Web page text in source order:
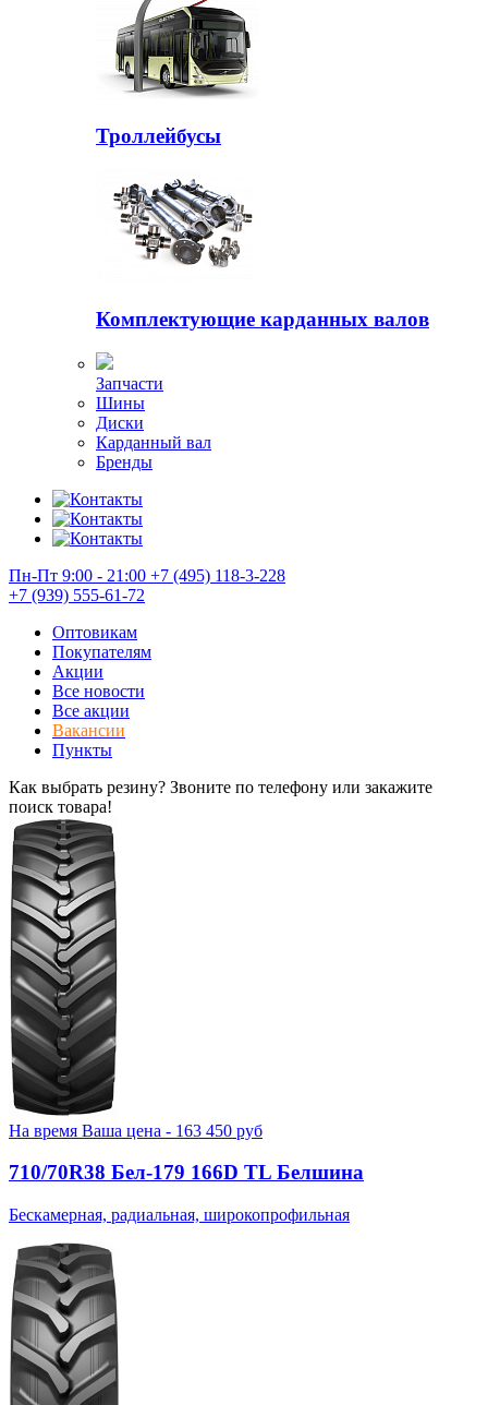
Троллейбусы
Комплектующие карданных валов
Запчасти
Шины
Диски
Карданный вал
Бренды
Пн-Пт 9:00 - 21:00 +7 (495) 118-3-228
+7 (939) 555-61-72
Оптовикам
Покупателям
Акции
Все новости
Все акции
Вакансии
Пункты
Как выбрать резину? Звоните по телефону или закажите
поиск товара!
На время Ваша цена - 163 450 руб
710/70R38 Бел-179 166D TL Белшина
Бескамерная, радиальная, широкопрофильная